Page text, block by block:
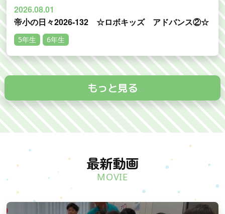
2026.08.01
帝小の日々2026-132 ☆ロボキッズ アドバンス②☆
5年生 6年生
もっと見る
最新動画
MOVIE